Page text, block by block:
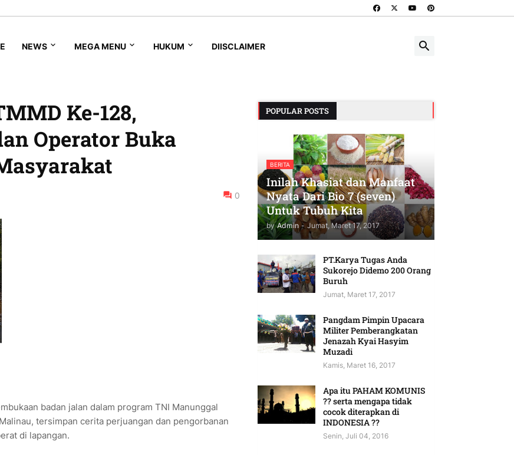
NEWS MEGA MENU HUKUM DIISCLAIMER
Ke-128,
Operator Buka
0
badan jalan dalam program TNI Manunggal
tersimpan cerita perjuangan dan pengorbanan
di lapangan.
POPULAR POSTS
BERITA
Inilah Khasiat dan Manfaat
Nyata Dari Bio 7 (seven)
Untuk Tubuh Kita
by Admin - Jumat, Maret 17, 2017
PT.Karya Tugas Anda
Sukorejo Didemo 200 Orang
Buruh
Jumat, Maret 17, 2017
Pangdam Pimpin Upacara
Militer Pemberangkatan
Jenazah Kyai Hasyim
Muzadi
Kamis, Maret 16, 2017
Apa itu PAHAM KOMUNIS
?? serta mengapa tidak
cocok diterapkan di
INDONESIA ??
Senin, Juli 04, 2016